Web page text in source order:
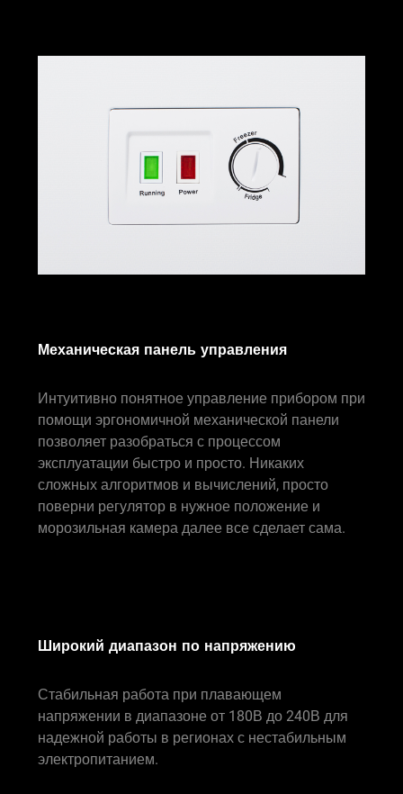
Механическая панель управления
Интуитивно понятное управление прибором при
помощи эргономичной механической панели
позволяет разобраться с процессом
эксплуатации быстро и просто. Никаких
сложных алгоритмов и вычислений, просто
поверни регулятор в нужное положение и
морозильная камера далее все сделает сама.
Широкий диапазон по напряжению
Стабильная работа при плавающем
напряжении в диапазоне от 180В до 240В для
надежной работы в регионах с нестабильным
электропитанием.